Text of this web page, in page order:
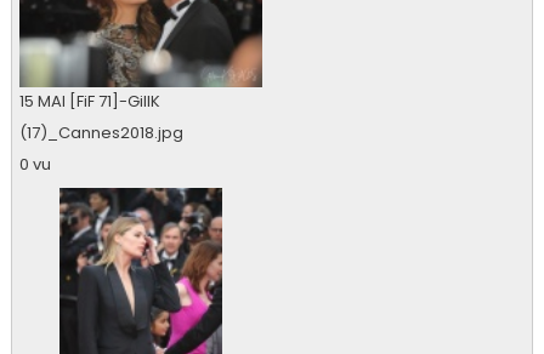
15 MAI [FiF 71]-GillK
(17)_Cannes2018.jpg
0 vu